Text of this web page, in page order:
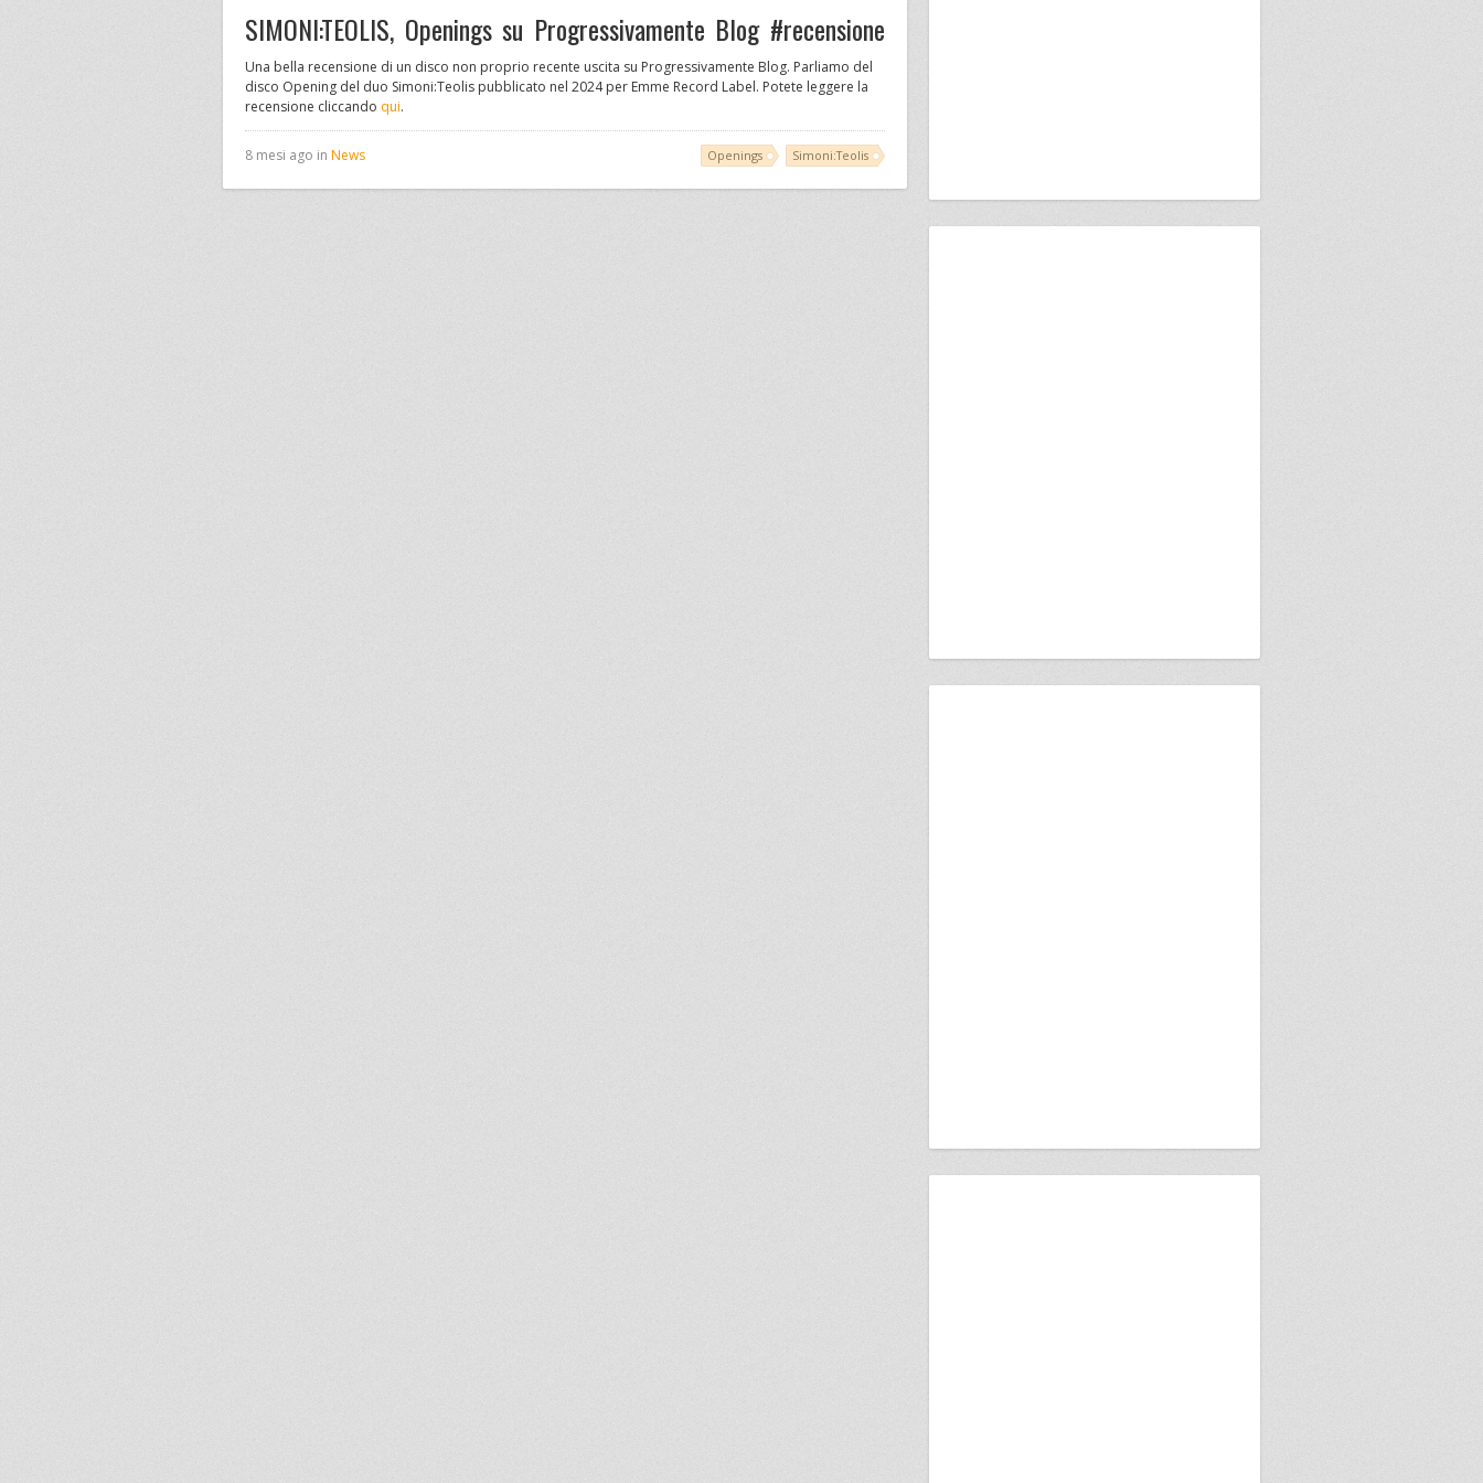
SIMONI:TEOLIS, Openings su Progressivamente Blog #recensione
Una bella recensione di un disco non proprio recente uscita su Progressivamente Blog. Parliamo del
disco Opening del duo Simoni:Teolis pubblicato nel 2024 per Emme Record Label. Potete leggere la
recensione cliccando qui.
8 mesi ago in News Openings Simoni:Teolis